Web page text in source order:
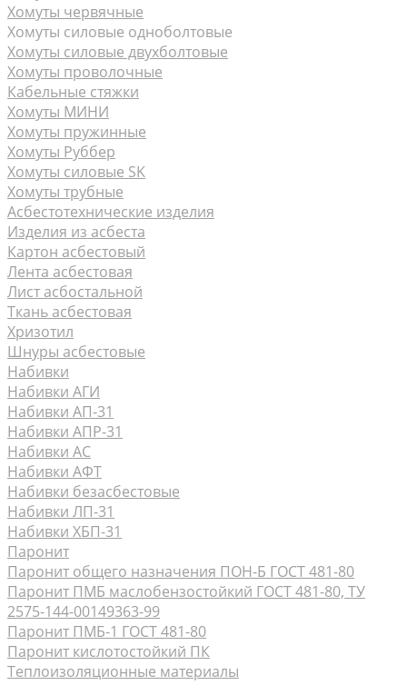
Хомуты червячные
Хомуты силовые одноболтовые
Хомуты силовые двухболтовые
Хомуты проволочные
Кабельные стяжки
Хомуты МИНИ
Хомуты пружинные
Хомуты Руббер
Хомуты силовые SK
Хомуты трубные
Асбестотехнические изделия
Изделия из асбеста
Картон асбестовый
Лента асбестовая
Лист асбостальной
Ткань асбестовая
Хризотил
Шнуры асбестовые
Набивки
Набивки АГИ
Набивки АП-31
Набивки АПР-31
Набивки АС
Набивки АФТ
Набивки безасбестовые
Набивки ЛП-31
Набивки ХБП-31
Паронит
Паронит общего назначения ПОН-Б ГОСТ 481-80
Паронит ПМБ маслобензостойкий ГОСТ 481-80, ТУ
2575-144-00149363-99
Паронит ПМБ-1 ГОСТ 481-80
Паронит кислотостойкий ПК
Теплоизоляционные материалы